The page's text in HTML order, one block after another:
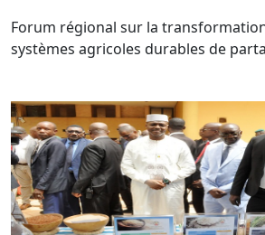
Forum régional sur la
systèmes agricoles durables de